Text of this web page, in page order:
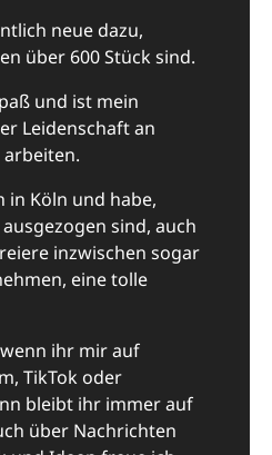
neue dazu,
über 600 Stück sind.
und ist mein
Leidenschaft an
in Köln und habe,
sind, auch
inzwischen sogar
eine tolle
ihr mir auf
TikTok oder
bleibt ihr immer auf
über Nachrichten